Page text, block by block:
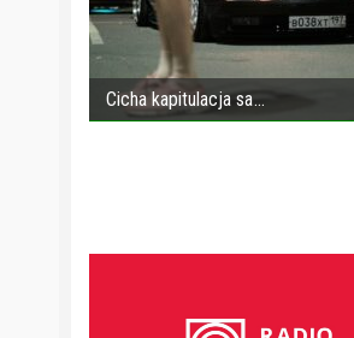
Cicha kapitulacja sa